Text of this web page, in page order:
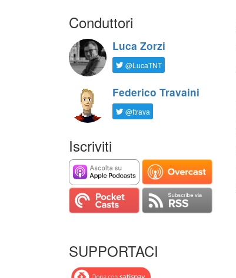
Conduttori
Luca Zorzi
@LucaTNT
Federico Travaini
@ftrava
Iscriviti
SUPPORTACI